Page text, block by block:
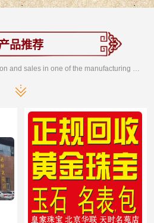
品推荐